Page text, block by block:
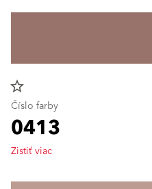
star_border
Číslo farby
0413
Zistiť viac